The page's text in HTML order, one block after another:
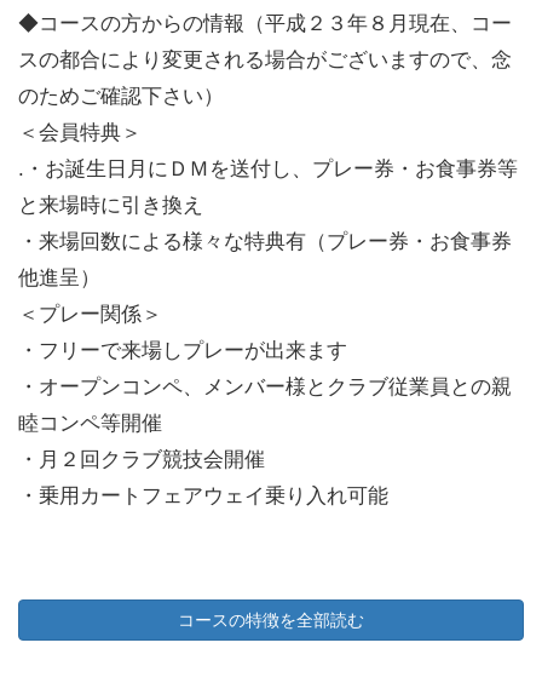
◆コースの方からの情報（平成２３年８月現在、コー
スの都合により変更される場合がございますので、念
のためご確認下さい）
＜会員特典＞
.・お誕生日月にＤＭを送付し、プレー券・お食事券等
と来場時に引き換え
・来場回数による様々な特典有（プレー券・お食事券
他進呈）
＜プレー関係＞
・フリーで来場しプレーが出来ます
・オープンコンペ、メンバー様とクラブ従業員との親
睦コンペ等開催
・月２回クラブ競技会開催
・乗用カートフェアウェイ乗り入れ可能
補充会員募集を下記の通り実施しています。
①令和元年10月1日から令和2年3月31日まで
コースの特徴を全部読む